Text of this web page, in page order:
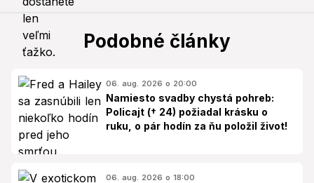
Podobné články
06. aug. 2026 o 20:00
Namiesto svadby chystá pohreb:
Policajt († 24) požiadal krásku o
ruku, o pár hodín za ňu položil život!
06. aug. 2026 o 18:00